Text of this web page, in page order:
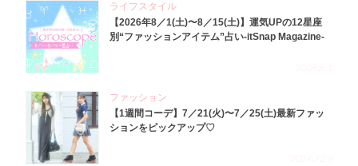
ライフスタイル
【2026年8／1(土)〜8／15(土)】運気UPの12星座
別“ファッションアイテム”占い-itSnap Magazine-
ファッション
【1週間コーデ】7／21(火)〜7／25(土)最新ファッ
ションをピックアップ♡